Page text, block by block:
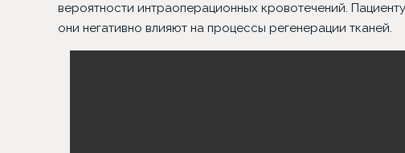
вероятности интраоперационных кровотечений.
они негативно влияют на процессы регенерации тканей.